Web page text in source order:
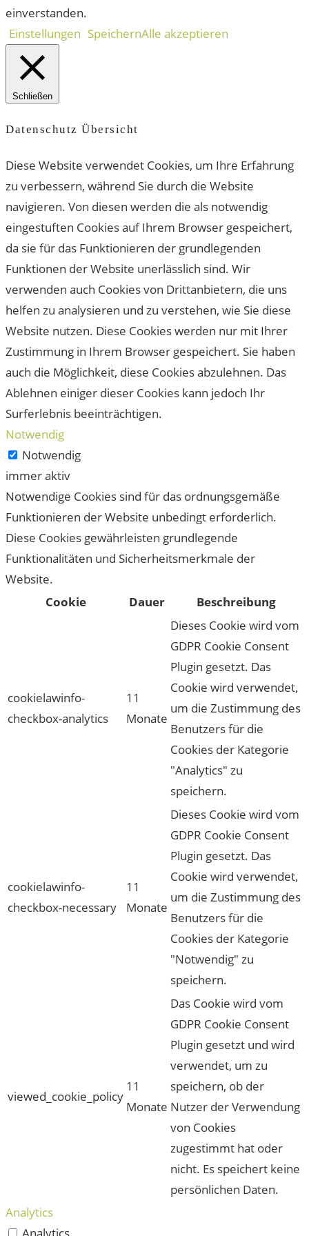
einverstanden.
Einstellungen SpeichernAlle akzeptieren
Schließen
Datenschutz Übersicht
Diese Website verwendet Cookies, um Ihre Erfahrung
zu verbessern, während Sie durch die Website
navigieren. Von diesen werden die als notwendig
eingestuften Cookies auf Ihrem Browser gespeichert,
da sie für das Funktionieren der grundlegenden
Funktionen der Website unerlässlich sind. Wir
verwenden auch Cookies von Drittanbietern, die uns
helfen zu analysieren und zu verstehen, wie Sie diese
Website nutzen. Diese Cookies werden nur mit Ihrer
Zustimmung in Ihrem Browser gespeichert. Sie haben
auch die Möglichkeit, diese Cookies abzulehnen. Das
Ablehnen einiger dieser Cookies kann jedoch Ihr
Surferlebnis beeinträchtigen.
Notwendig
Notwendig
immer aktiv
Notwendige Cookies sind für das ordnungsgemäße
Funktionieren der Website unbedingt erforderlich.
Diese Cookies gewährleisten grundlegende
Funktionalitäten und Sicherheitsmerkmale der
Website.
Cookie
Dauer Beschreibung
cookielawinfo-
checkbox-analytics
11
Monate
Dieses Cookie wird vom
GDPR Cookie Consent
Plugin gesetzt. Das
Cookie wird verwendet,
um die Zustimmung des
Benutzers für die
Cookies der Kategorie
"Analytics" zu
speichern.
cookielawinfo-
checkbox-necessary
11
Monate
Dieses Cookie wird vom
GDPR Cookie Consent
Plugin gesetzt. Das
Cookie wird verwendet,
um die Zustimmung des
Benutzers für die
Cookies der Kategorie
"Notwendig" zu
speichern.
viewed_cookie_policy
11
Monate
Das Cookie wird vom
GDPR Cookie Consent
Plugin gesetzt und wird
verwendet, um zu
speichern, ob der
Nutzer der Verwendung
von Cookies
zugestimmt hat oder
nicht. Es speichert keine
persönlichen Daten.
Analytics